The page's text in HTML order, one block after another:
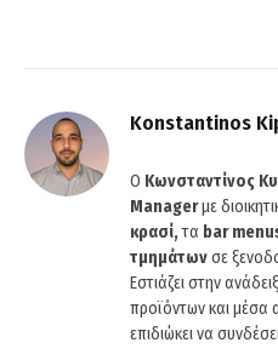
Konstantinos
Ο Κωνσταντίνος
Managerμε
κρασί,τα bar
τμημάτωνσε
Εστιάζει στην
προϊόντων και μέσα
επιδιώκει να